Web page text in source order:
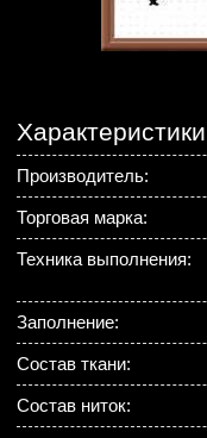
Характеристики
Производитель:
Торговая марка:
Техника выполнения:
Заполнение:
Состав ткани:
Состав ниток: